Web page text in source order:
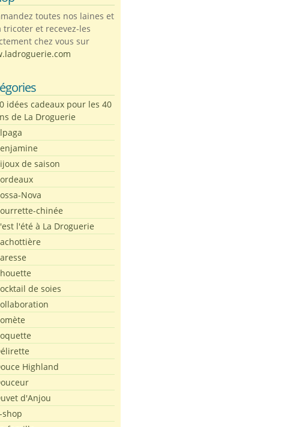
toutes nos laines et
tricoter et recevez-les
chez vous sur
idées cadeaux pour les 40
de La Droguerie
de saison
Nova
chinée
l'été à La Droguerie
de soies
Highland
d'Anjou
shop